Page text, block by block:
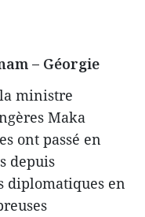
– Géorgie
ministre
Maka
ont passé en
depuis
diplomatiques en